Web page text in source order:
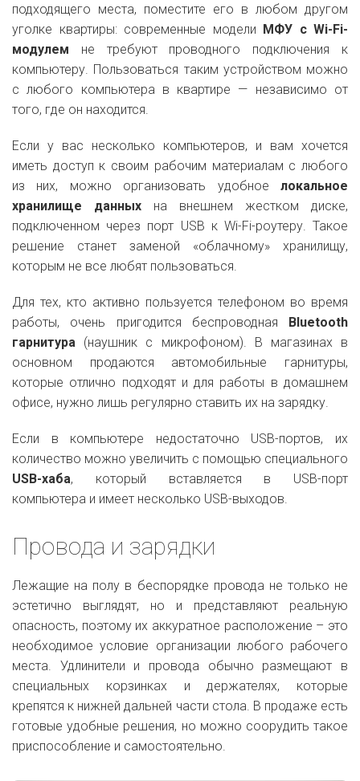
подходящего места, поместите его в любом другом
уголке квартиры: современные модели МФУ с Wi-Fi-
модулем не требуют проводного подключения к
компьютеру. Пользоваться таким устройством можно
с любого компьютера в квартире — независимо от
того, где он находится.
Если у вас несколько компьютеров, и вам хочется
иметь доступ к своим рабочим материалам с любого
из них, можно организовать удобное локальное
хранилище данных на внешнем жестком диске,
подключенном через порт USB к Wi-Fi-роутеру. Такое
решение станет заменой «облачному» хранилищу,
которым не все любят пользоваться.
Для тех, кто активно пользуется телефоном во время
работы, очень пригодится беспроводная Bluetooth
гарнитура (наушник с микрофоном). В магазинах в
основном продаются автомобильные гарнитуры,
которые отлично подходят и для работы в домашнем
офисе, нужно лишь регулярно ставить их на зарядку.
Если в компьютере недостаточно USB-портов, их
количество можно увеличить с помощью специального
USB-хаба, который вставляется в USB-порт
компьютера и имеет несколько USB-выходов.
Провода и зарядки
Лежащие на полу в беспорядке провода не только не
эстетично выглядят, но и представляют реальную
опасность, поэтому их аккуратное расположение – это
необходимое условие организации любого рабочего
места. Удлинители и провода обычно размещают в
специальных корзинках и держателях, которые
крепятся к нижней дальней части стола. В продаже есть
готовые удобные решения, но можно соорудить такое
приспособление и самостоятельно.